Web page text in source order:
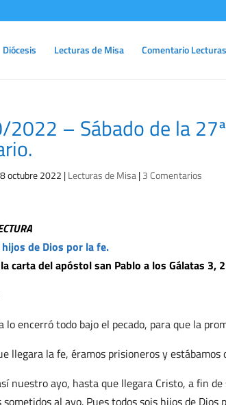
Diócesis Lecturas de Misa Comentario Lecturas
– Sábado de la
octubre 2022 |Lecturas de Misa|3 Comentarios
de Dios por la fe.
carta del apóstol san Pablo a los Gálatas 3,
lo encerró todo bajo el pecado, para que la
llegara la fe, éramos prisioneros y
nuestro ayo, hasta que llegara Cristo, a fin
al ayo. Pues todos sois hijos de Dios